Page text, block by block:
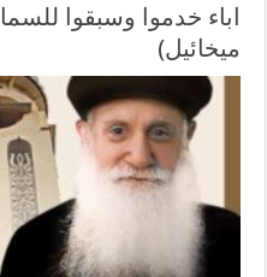
اباء خدموا وسبقوا
ميخائيل)